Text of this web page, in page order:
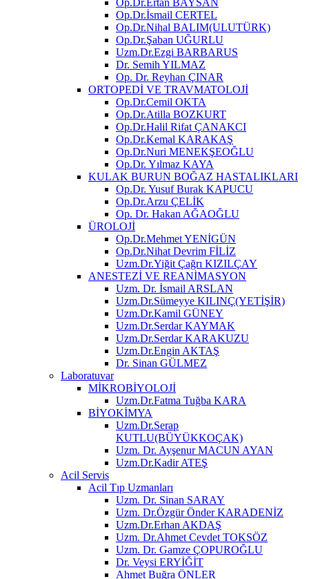
Op.Dr.İsmail CERTEL
Op.Dr.Nihal BALIM(ULUTÜRK)
Op.Dr.Şaban UĞURLU
Uzm.Dr.Ezgi BARBARUS
Dr. Semih YILMAZ
Op. Dr. Reyhan ÇINAR
ORTOPEDİ VE TRAVMATOLOJİ
Op.Dr.Cemil OKTA
Op.Dr.Atilla BOZKURT
Op.Dr.Halil Rifat ÇANAKCI
Op.Dr.Kemal KARAKAŞ
Op.Dr.Nuri MENEKŞEOĞLU
Op.Dr. Yılmaz KAYA
KULAK BURUN BOĞAZ HASTALIKLARI
Op.Dr. Yusuf Burak KAPUCU
Op.Dr.Arzu ÇELİK
Op. Dr. Hakan AĞAOĞLU
ÜROLOJİ
Op.Dr.Mehmet YENİGÜN
Op.Dr.Nihat Devrim FİLİZ
Uzm.Dr.Yiğit Çağrı KIZILÇAY
ANESTEZİ VE REANİMASYON
Uzm. Dr. İsmail ARSLAN
Uzm.Dr.Sümeyye KILINÇ(YETİŞİR)
Uzm.Dr.Kamil GÜNEY
Uzm.Dr.Serdar KAYMAK
Uzm.Dr.Serdar KARAKUZU
Uzm.Dr.Engin AKTAŞ
Dr. Sinan GÜLMEZ
Laboratuvar
MİKROBİYOLOJİ
Uzm.Dr.Fatma Tuğba KARA
BİYOKİMYA
Uzm.Dr.Serap
KUTLU(BÜYÜKKOÇAK)
Uzm. Dr. Ayşenur MACUN AYAN
Uzm.Dr.Kadir ATEŞ
Acil Servis
Acil Tıp Uzmanları
Uzm. Dr. Sinan SARAY
Uzm. Dr.Özgür Önder KARADENİZ
Uzm.Dr.Erhan AKDAŞ
Uzm. Dr.Ahmet Cevdet TOKSÖZ
Uzm. Dr. Gamze ÇOPUROĞLU
Dr. Veysi ERYİĞİT
Ahmet Buğra ÖNLER